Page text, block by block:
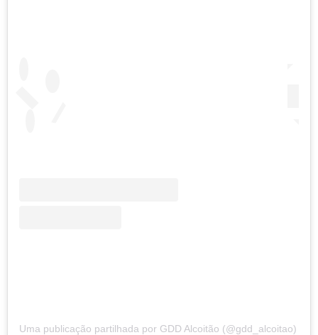
Uma publicação partilhada por GDD Alcoitão (@gdd_alcoitao)